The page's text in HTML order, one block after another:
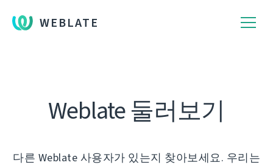
WEBLATE
Weblate 둘러보기
다른 Weblate 사용자가 있는지 찾아보세요. 우리는